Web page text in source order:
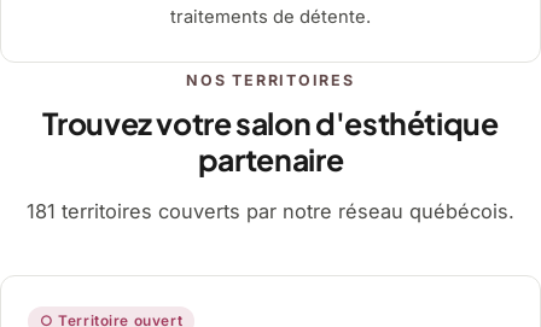
traitements de détente.
NOS TERRITOIRES
Trouvez votre salon d'esthétique
partenaire
181 territoires couverts par notre réseau québécois.
○ Territoire ouvert